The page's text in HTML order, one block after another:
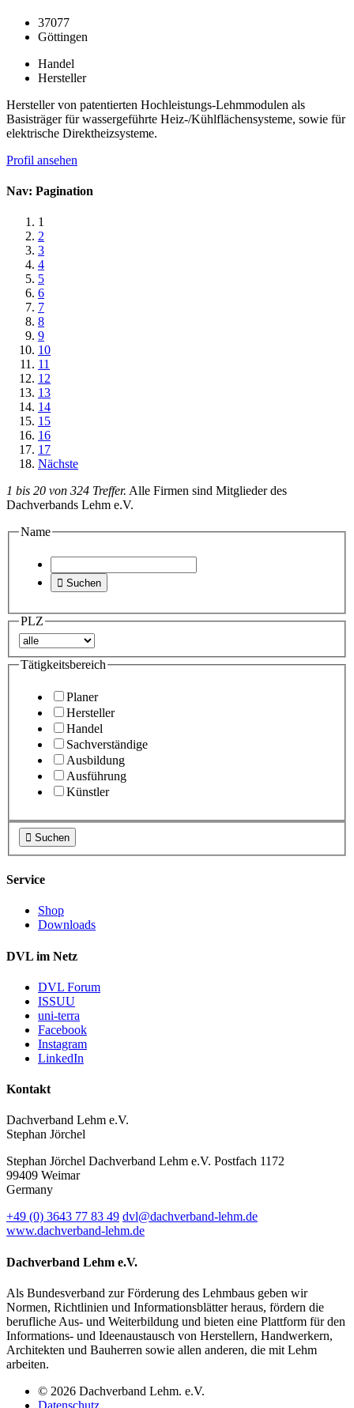
37077
Göttingen
Handel
Hersteller
Hersteller von patentierten Hochleistungs-Lehmmodulen als
Basisträger für wassergeführte Heiz-/Kühlflächensysteme, sowie für
elektrische Direktheizsysteme.
Profil ansehen
Nav: Pagination
1
2
3
4
5
6
7
8
9
10
11
12
13
14
15
16
17
Nächste
1 bis 20 von 324 Treffer. Alle Firmen sind Mitglieder des
Dachverbands Lehm e.V.
Name
 Suchen
PLZ
Tätigkeitsbereich
Planer
Hersteller
Handel
Sachverständige
Ausbildung
Ausführung
Künstler
 Suchen
Service
Shop
Downloads
DVL im Netz
DVL Forum
ISSUU
uni-terra
Facebook
Instagram
LinkedIn
Kontakt
Dachverband Lehm e.V.
Stephan Jörchel
Stephan Jörchel Dachverband Lehm e.V. Postfach 1172
99409 Weimar
Germany
+49 (0) 3643 77 83 49 dvl@dachverband-lehm.de
www.dachverband-lehm.de
Dachverband Lehm e.V.
Als Bundesverband zur Förderung des Lehmbaus geben wir
Normen, Richtlinien und Informationsblätter heraus, fördern die
berufliche Aus- und Weiterbildung und bieten eine Plattform für den
Informations- und Ideenaustausch von Herstellern, Handwerkern,
Architekten und Bauherren sowie allen anderen, die mit Lehm
arbeiten.
© 2026 Dachverband Lehm. e.V.
Datenschutz